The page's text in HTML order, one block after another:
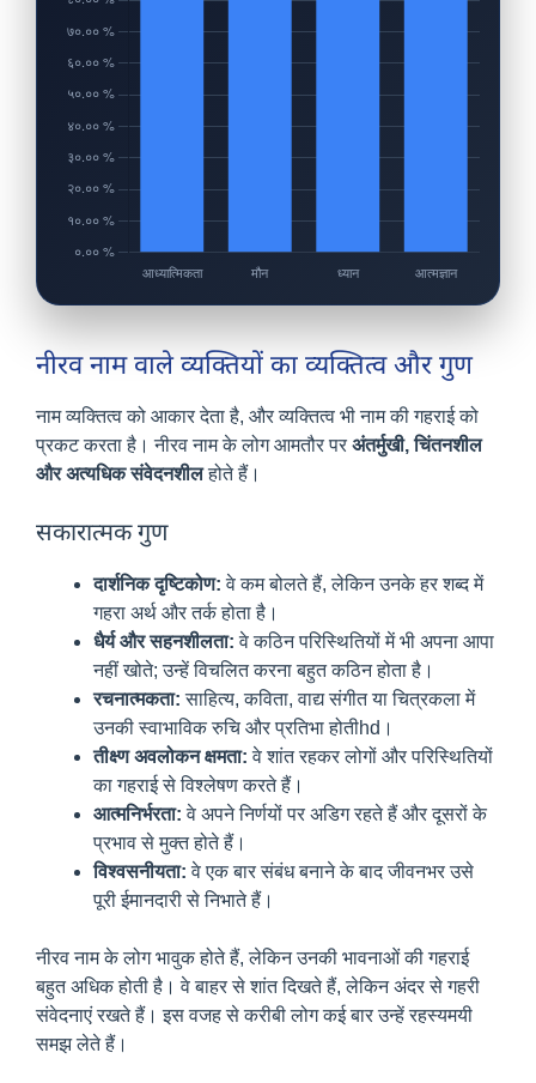
नीरव नाम वाले व्यक्तियों का व्यक्तित्व और गुण
नाम व्यक्तित्व को आकार देता है, और व्यक्तित्व भी नाम की गहराई को
प्रकट करता है। नीरव नाम के लोग आमतौर पर अंतर्मुखी, चिंतनशील
और अत्यधिक संवेदनशीलहोते हैं।
सकारात्मक गुण
दार्शनिक दृष्टिकोण: वे कम बोलते हैं, लेकिन उनके हर शब्द में
गहरा अर्थ और तर्क होता है।
धैर्य और सहनशीलता: वे कठिन परिस्थितियों में भी अपना आपा
नहीं खोते; उन्हें विचलित करना बहुत कठिन होता है।
रचनात्मकता: साहित्य, कविता, वाद्य संगीत या चित्रकला में
उनकी स्वाभाविक रुचि और प्रतिभा होतीhd।
तीक्ष्ण अवलोकन क्षमता: वे शांत रहकर लोगों और परिस्थितियों
का गहराई से विश्लेषण करते हैं।
आत्मनिर्भरता: वे अपने निर्णयों पर अडिग रहते हैं और दूसरों के
प्रभाव से मुक्त होते हैं।
विश्वसनीयता: वे एक बार संबंध बनाने के बाद जीवनभर उसे
पूरी ईमानदारी से निभाते हैं।
नीरव नाम के लोग भावुक होते हैं, लेकिन उनकी भावनाओं की गहराई
बहुत अधिक होती है। वे बाहर से शांत दिखते हैं, लेकिन अंदर से गहरी
संवेदनाएं रखते हैं। इस वजह से करीबी लोग कई बार उन्हें रहस्यमयी
समझ लेते हैं।